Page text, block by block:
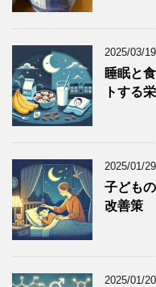
2025/03/19
睡眠と
トする
2025/01/29
子ども
改善策
2025/01/20